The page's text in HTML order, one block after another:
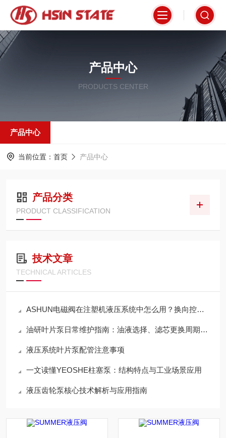
产品中心
PRODUCTS CENTER
产品中心
当前位置： 首页 产品中心
产品分类
PRODUCT CLASSIFICATION
技术文章
TECHNICAL ARTICLES
ASHUN电磁阀在注塑机液压系统中怎么用？换向控制与稳定运行方案梳理
油研叶片泵日常维护指南：油液选择、滤芯更换周期与使用寿命延长技巧
液压系统叶片泵配管注意事项
一文读懂YEOSHE柱塞泵：结构特点与工业场景应用
液压齿轮泵核心技术解析与应用指南